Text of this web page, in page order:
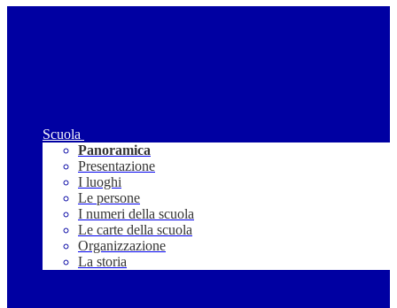
Scuola
Panoramica
Presentazione
I luoghi
Le persone
I numeri della scuola
Le carte della scuola
Organizzazione
La storia